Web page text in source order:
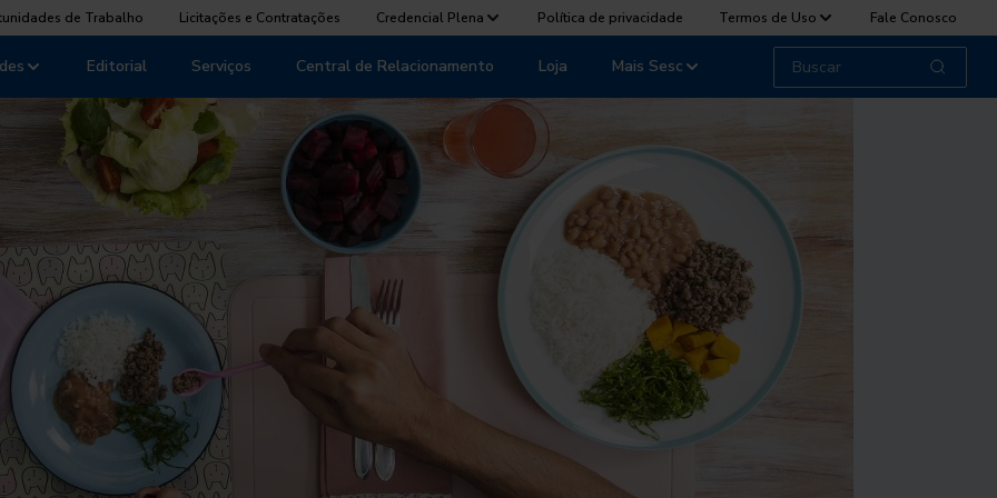
de Trabalho Licitações e Contratações Credencial Plena Política de privacidade Termos de Uso Fale Conosco
Editorial Serviços Central de Relacionamento Loja Mais Sesc